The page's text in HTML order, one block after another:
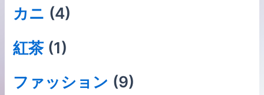
カニ (4)
紅茶 (1)
ファッション (9)